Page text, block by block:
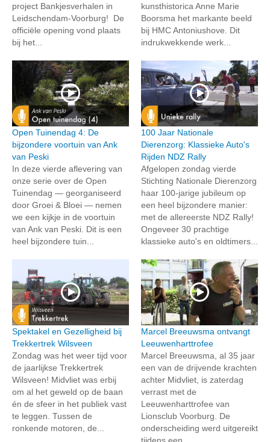
project Bankjesverhalen in
Leidschendam-Voorburg! De
officiële opening vond plaats
bij het...
kunsthistorica Anne Marie
Boorsma het markante beeld
bij HMC Antoniushove. Dit
indrukwekkende werk...
Open Tuinendag 4: De
bijzondere voortuin van Ank
van Peski
In deze vierde aflevering van
onze serie over de Open
Tuinendag — georganiseerd
door Groei & Bloei — nemen
we een kijkje in de voortuin
van Ank van Peski. Dit is een
heel bijzondere tuin...
100 Jaar Nationale
Dierenzorg: Klassieke Auto's
Rijden NDZ Rally
Afgelopen zondag vierde
Stichting Nationale Dierenzorg
haar 100-jarige jubileum op
een heel bijzondere manier:
met de allereerste NDZ Rally!
Ongeveer 30 prachtige
klassieke auto's en oldtimers...
Spektakel en Gezelligheid bij
Trekkertrek Wilsveen
Zondag was het weer tijd voor
de jaarlijkse Trekkertrek
Wilsveen! Midvliet was erbij
om al het geweld op de baan
én de sfeer in het publiek vast
te leggen. Tussen de
ronkende motoren, de...
Marcel Breeuwsma ontvangt
Leeuwenharttrofee
Marcel Breeuwsma, al 35 jaar
een van de drijvende krachten
achter Midvliet, is zaterdag
verrast met de
Leeuwenharttrofee van
Lionsclub Voorburg. De
onderscheiding werd uitgereikt
tijdens een...